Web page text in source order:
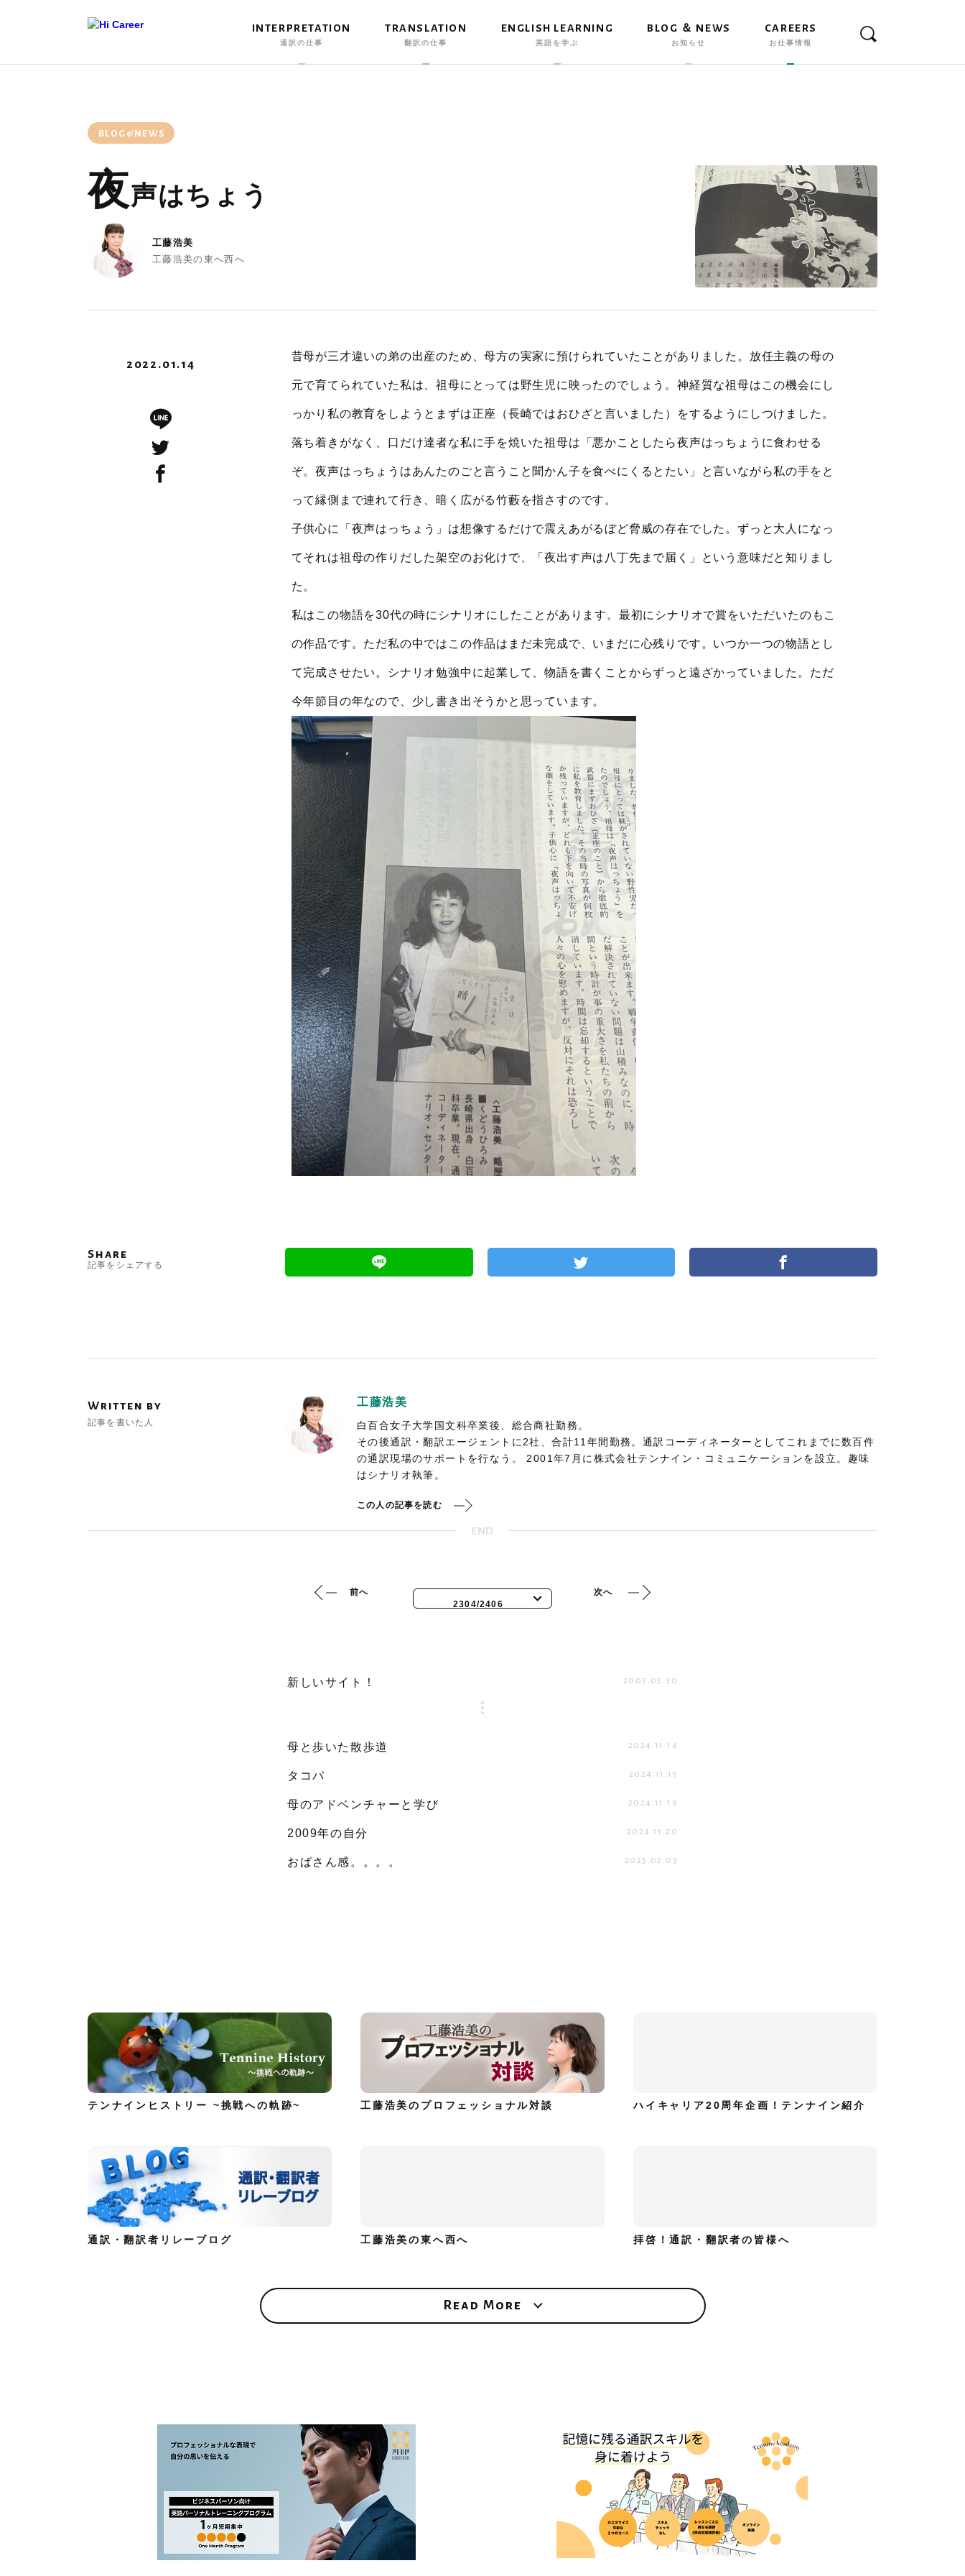
INTERPRETATION
通訳の仕事
TRANSLATION
翻訳の仕事
ENGLISH LEARNING
英語を学ぶ
BLOG ＆ NEWS
お知らせ
CAREERS
お仕事情報
BLOG&NEWS
夜声はちょう
工藤浩美
工藤浩美の東へ西へ
2022.01.14
昔母が三才違いの弟の出産のため、母方の実家に預けられていたことがありました。放任主義の母の
元で育てられていた私は、祖母にとっては野生児に映ったのでしょう。神経質な祖母はこの機会にし
っかり私の教育をしようとまずは正座（長崎ではおひざと言いました）をするようにしつけました。
落ち着きがなく、口だけ達者な私に手を焼いた祖母は「悪かことしたら夜声はっちょうに食わせる
ぞ。夜声はっちょうはあんたのごと言うこと聞かん子を食べにくるとたい」と言いながら私の手をと
って縁側まで連れて行き、暗く広がる竹藪を指さすのです。
子供心に「夜声はっちょう」は想像するだけで震えあがるぼど脅威の存在でした。ずっと大人になっ
てそれは祖母の作りだした架空のお化けで、「夜出す声は八丁先まで届く」という意味だと知りまし
た。
私はこの物語を30代の時にシナリオにしたことがあります。最初にシナリオで賞をいただいたのもこ
の作品です。ただ私の中ではこの作品はまだ未完成で、いまだに心残りです。いつか一つの物語とし
て完成させたい。シナリオ勉強中に起業して、物語を書くことからずっと遠ざかっていました。ただ
今年節目の年なので、少し書き出そうかと思っています。
Share
記事をシェアする
Written by
記事を書いた人
工藤浩美
白百合女子大学国文科卒業後、総合商社勤務。
その後通訳・翻訳エージェントに2社、合計11年間勤務。通訳コーディネーターとしてこれまでに数百件
の通訳現場のサポートを行なう。 2001年7月に株式会社テンナイン・コミュニケーションを設立。趣味
はシナリオ執筆。
この人の記事を読む
END
2304/2406
前へ 次へ
新しいサイト！ 2005.05.30
母と歩いた散歩道 2024.11.14
タコパ 2024.11.15
母のアドベンチャーと学び 2024.11.19
2009年の自分 2024.11.20
おばさん感。。。。 2025.02.03
テンナインヒストリー ~挑戦への軌跡~ 工藤浩美のプロフェッショナル対談 ハイキャリア20周年企画！テンナイン紹介
通訳・翻訳者リレーブログ 工藤浩美の東へ西へ 拝啓！通訳・翻訳者の皆様へ
Read More